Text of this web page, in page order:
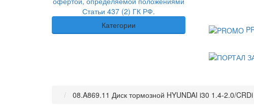
Категории
08.A869.11 Диск тормозной HYUNDAI i30 1.4-2.0/